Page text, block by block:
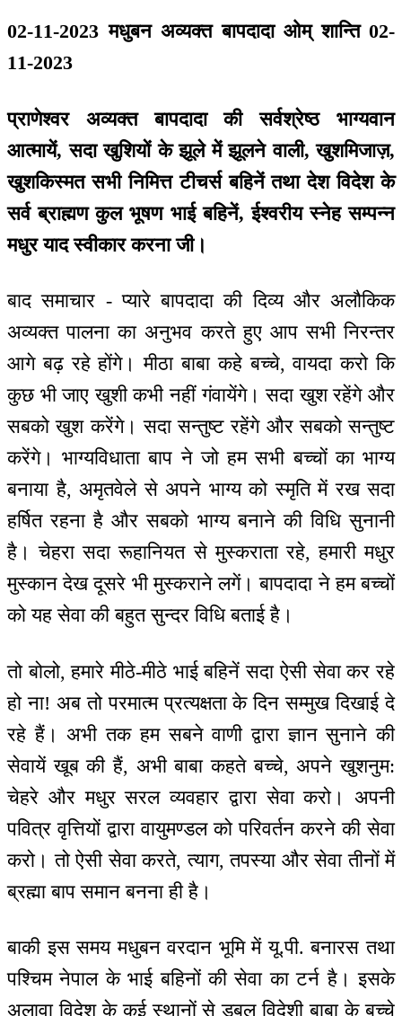
02-11-2023 मधुबन अव्यक्त बापदादा ओम् शान्ति 02-
11-2023
प्राणेश्वर अव्यक्त बापदादा की सर्वश्रेष्ठ भाग्यवान
आत्मायें, सदा खुशियों के झूले में झूलने वाली, खुशमिजाज़,
खुशकिस्मत सभी निमित्त टीचर्स बहिनें तथा देश विदेश के
सर्व ब्राह्मण कुल भूषण भाई बहिनें, ईश्वरीय स्नेह सम्पन्न
मधुर याद स्वीकार करना जी।
बाद समाचार - प्यारे बापदादा की दिव्य और अलौकिक
अव्यक्त पालना का अनुभव करते हुए आप सभी निरन्तर
आगे बढ़ रहे होंगे। मीठा बाबा कहे बच्चे, वायदा करो कि
कुछ भी जाए खुशी कभी नहीं गंवायेंगे। सदा खुश रहेंगे और
सबको खुश करेंगे। सदा सन्तुष्ट रहेंगे और सबको सन्तुष्ट
करेंगे। भाग्यविधाता बाप ने जो हम सभी बच्चों का भाग्य
बनाया है, अमृतवेले से अपने भाग्य को स्मृति में रख सदा
हर्षित रहना है और सबको भाग्य बनाने की विधि सुनानी
है। चेहरा सदा रूहानियत से मुस्कराता रहे, हमारी मधुर
मुस्कान देख दूसरे भी मुस्कराने लगें। बापदादा ने हम बच्चों
को यह सेवा की बहुत सुन्दर विधि बताई है।
तो बोलो, हमारे मीठे-मीठे भाई बहिनें सदा ऐसी सेवा कर रहे
हो ना! अब तो परमात्म प्रत्यक्षता के दिन सम्मुख दिखाई दे
रहे हैं। अभी तक हम सबने वाणी द्वारा ज्ञान सुनाने की
सेवायें खूब की हैं, अभी बाबा कहते बच्चे, अपने खुशनुम:
चेहरे और मधुर सरल व्यवहार द्वारा सेवा करो। अपनी
पवित्र वृत्तियों द्वारा वायुमण्डल को परिवर्तन करने की सेवा
करो। तो ऐसी सेवा करते, त्याग, तपस्या और सेवा तीनों में
ब्रह्मा बाप समान बनना ही है।
बाकी इस समय मधुबन वरदान भूमि में यू.पी. बनारस तथा
पश्चिम नेपाल के भाई बहिनों की सेवा का टर्न है। इसके
अलावा विदेश के कई स्थानों से डबल विदेशी बाबा के बच्चे